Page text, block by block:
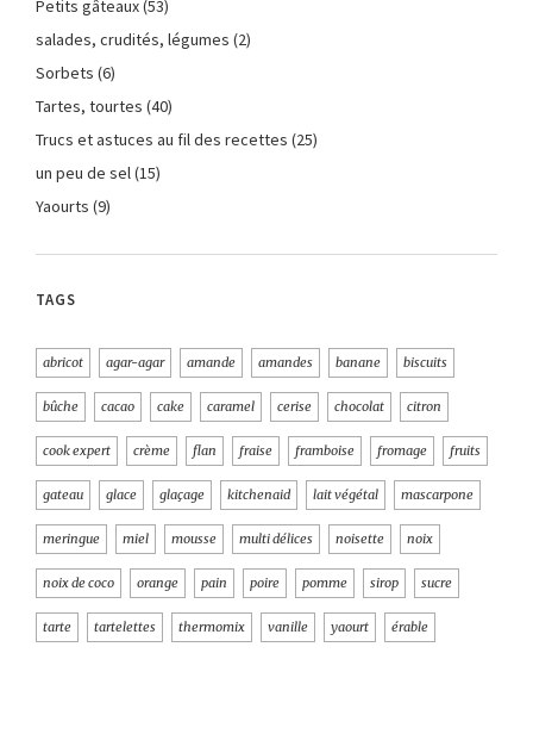
Petits gâteaux(53)
salades, crudités, légumes (2)
Sorbets (6)
Tartes, tourtes (40)
Trucs et astuces au fil des recettes (25)
un peu de sel(15)
Yaourts (9)
TAGS
abricot agar-agar amande amandes banane biscuits
bûche cacao cake caramel cerise chocolat citron
cook expert crème flan fraise framboise fromage fruits
gateau glace glaçage kitchenaid lait végétal mascarpone
meringue miel mousse multi délices noisette noix
noix de coco orange pain poire pomme sirop sucre
tarte tartelettes thermomix vanille yaourt érable